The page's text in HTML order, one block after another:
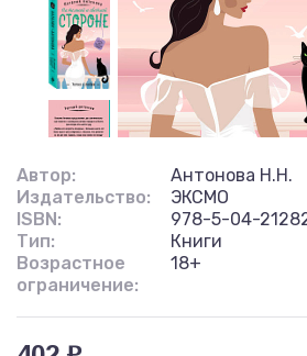
Автор:
Антонова Н.Н.
Издательство:
ЭКСМО
ISBN:
978-5-04-
Тип:
Книги
Возрастное
ограничение:
18+